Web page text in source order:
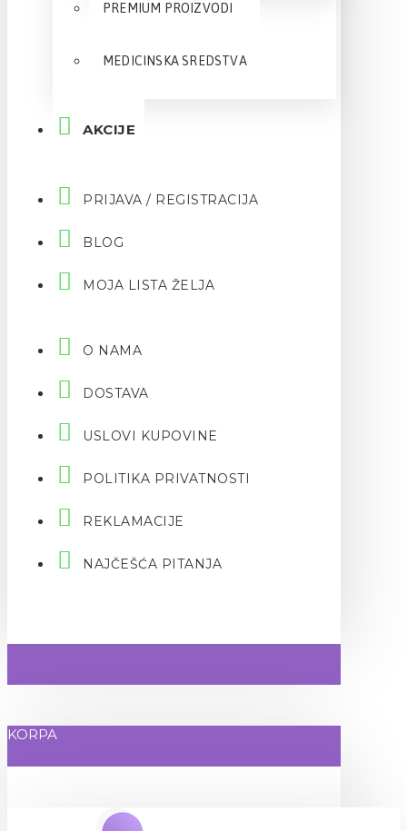
PREMIUM PROIZVODI
MEDICINSKA SREDSTVA
AKCIJE
PRIJAVA / REGISTRACIJA
BLOG
MOJA LISTA ŽELJA
O NAMA
DOSTAVA
USLOVI KUPOVINE
POLITIKA PRIVATNOSTI
REKLAMACIJE
NAJČEŠĆA PITANJA
KORPA